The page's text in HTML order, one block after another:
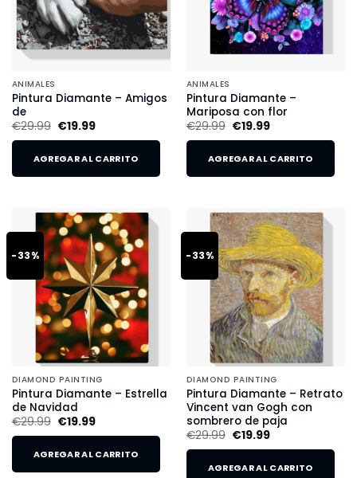
ANIMALES
Pintura Diamante – Amigos
de
€29.99 €19.99
AGREGAR AL CARRITO
ANIMALES
Pintura Diamante –
Mariposa con flor
€29.99 €19.99
AGREGAR AL CARRITO
-33%
DIAMOND PAINTING
Pintura Diamante – Estrella
de Navidad
€29.99 €19.99
AGREGAR AL CARRITO
-33%
DIAMOND PAINTING
Pintura Diamante – Retrato
Vincent van Gogh con
sombrero de paja
€29.99 €19.99
AGREGAR AL CARRITO